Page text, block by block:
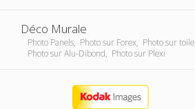
Déco Murale
Photo Panels, Photo sur Forex, Photo sur toile,
Photo sur Alu-Dibond, Photo sur Plexi